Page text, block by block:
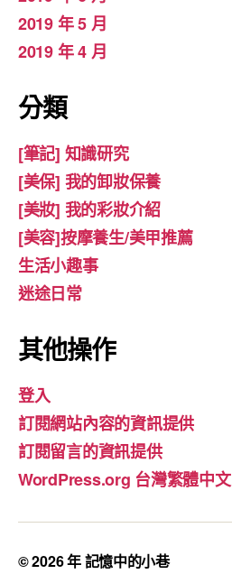
2019 年 5 月
2019 年 4 月
分類
[筆記] 知識研究
[美保] 我的卸妝保養
[美妝] 我的彩妝介紹
[美容]按摩養生/美甲推薦
生活小趣事
迷途日常
其他操作
登入
訂閱網站內容的資訊提供
訂閱留言的資訊提供
WordPress.org 台灣繁體中文
© 2026 年記憶中的小巷